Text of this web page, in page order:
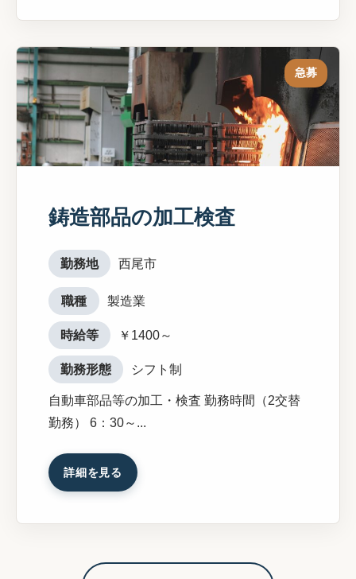
急募
鋳造部品の加工検査
勤務地 西尾市
職種 製造業
時給等 ￥1400～
勤務形態 シフト制
自動車部品等の加工・検査 勤務時間（2交替
勤務） 6：30～...
詳細を見る